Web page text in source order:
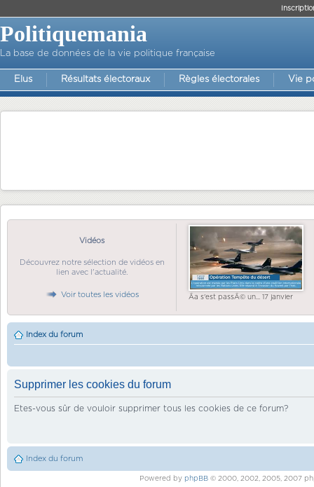
Politiquemania
La base de données de la vie politique française
Elus Résultats électoraux Règles électorales Vie
Vidéos
Découvrez notre sélection de vidéos en
lien avec l'actualité.
Voir toutes les vidéos Ãa s'est passÃ© un... 17 janvier
Index du forum
Supprimer les cookies du forum
Etes-vous sûr de vouloir supprimer tous les cookies de ce forum?
Index du forum
Powered by phpBB© 2000, 2002, 2005, 2007